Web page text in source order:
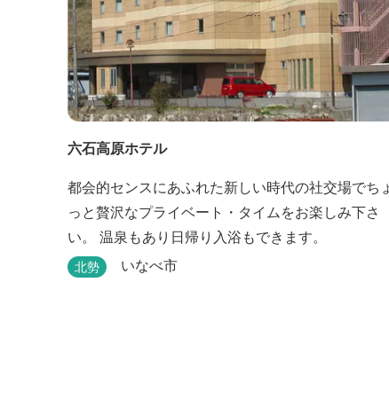
六石高原ホテル
都会的センスにあふれた新しい時代の社交場でち
っと贅沢なプライベート・タイムをお楽しみ下さ
い。 温泉もあり日帰り入浴もできます。
北勢 いなべ市